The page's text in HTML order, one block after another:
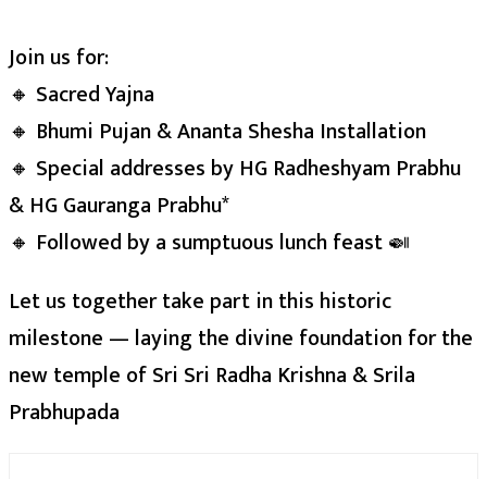
Join us for:
🔸 Sacred Yajna
🔸 Bhumi Pujan & Ananta Shesha Installation
🔸 Special addresses by HG Radheshyam Prabhu
& HG Gauranga Prabhu*
🔸 Followed by a sumptuous lunch feast 🍛
Let us together take part in this historic
milestone — laying the divine foundation for the
new temple of Sri Sri Radha Krishna & Srila
Prabhupada